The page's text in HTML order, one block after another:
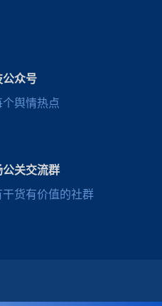
公众号
个舆情热点
公关交流群
干货有价值的社群